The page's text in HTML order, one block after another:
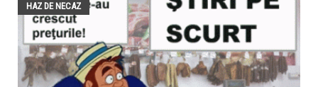
HAZ DE NECAZ